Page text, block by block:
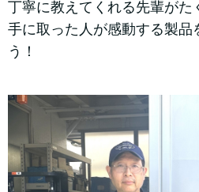
丁寧に教えてくれる先輩がた
手に取った人が感動する製品
う！